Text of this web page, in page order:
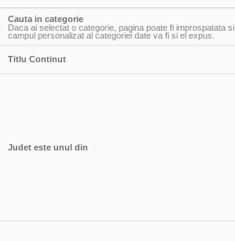
Cauta in categorie
Daca ai selectat o categorie, pagina poate fi improspatata si
campul personalizat al categoriei date va fi si el expus.
Titlu Continut
Judet este unul din